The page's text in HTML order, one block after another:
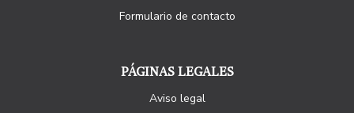
Formulario de contacto
PÁGINAS LEGALES
Aviso legal